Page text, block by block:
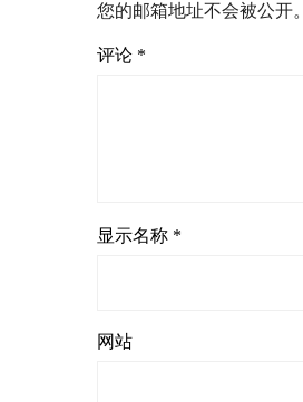
您的邮箱地址不会被公开。
评论 *
显示名称 *
网站